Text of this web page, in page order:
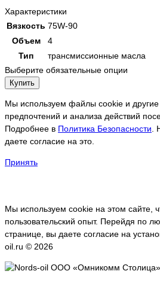
Характеристики
Вязкость 75W-90
Объем
4
Тип
трансмиссионные масла
Выберите обязательные опции
Купить
Мы используем файлы cookie и другие
предпочтений и анализа действий
Подробнее в Политика Безопасности
даете согласие на это.
Принять
Мы используем cookie на этом сайте,
пользовательский опыт. Перейдя по
странице, вы даете согласие на
oil.ru © 2026